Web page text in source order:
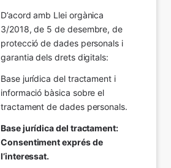
D’acord amb Llei orgànica
3/2018, de 5 de desembre, de
protecció de dades personals i
garantia dels drets digitals:
Base jurídica del tractament i
informació bàsica sobre el
tractament de dades personals.
Base jurídica del tractament:
Consentiment exprés de
l’interessat.